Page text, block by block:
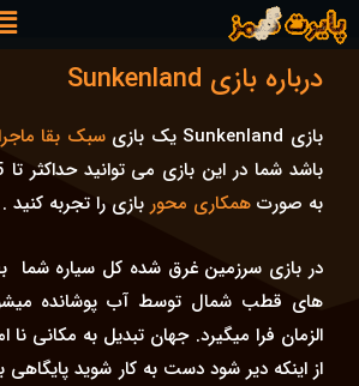
پرش
به
محتوادرباره بازی Sunkenland
بازی Sunkenland یک بازی سبک بقا
به صورت همکاری محور بازی را تجربه کنید .
در بازی سرزمین غرق شده کل سیاره شما
های قطب شمال توسط آب پوشانده
الزمان فرا میگیرد. جهان تبدیل به مکانی
از اینکه دیر شود دست به کار شوید پایگاهی